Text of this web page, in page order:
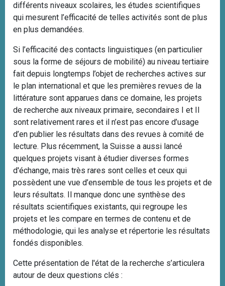
différents niveaux scolaires, les études scientifiques
qui mesurent l’efficacité de telles activités sont de plus
en plus demandées.
Si l’efficacité des contacts linguistiques (en particulier
sous la forme de séjours de mobilité) au niveau tertiaire
fait depuis longtemps l’objet de recherches actives sur
le plan international et que les premières revues de la
littérature sont apparues dans ce domaine, les projets
de recherche aux niveaux primaire, secondaires I et II
sont relativement rares et il n’est pas encore d’usage
d’en publier les résultats dans des revues à comité de
lecture. Plus récemment, la Suisse a aussi lancé
quelques projets visant à étudier diverses formes
d'échange, mais très rares sont celles et ceux qui
possèdent une vue d’ensemble de tous les projets et de
leurs résultats. Il manque donc une synthèse des
résultats scientifiques existants, qui regroupe les
projets et les compare en termes de contenu et de
méthodologie, qui les analyse et répertorie les résultats
fondés disponibles.
Cette présentation de l'état de la recherche s’articulera
autour de deux questions clés :